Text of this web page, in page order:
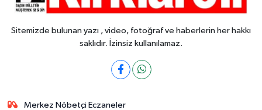
Sitemizde bulunan yazı , video, fotoğraf ve haberlerin her hakkı
saklıdır. İzinsiz kullanılamaz.
Merkez Nöbetçi Eczaneler